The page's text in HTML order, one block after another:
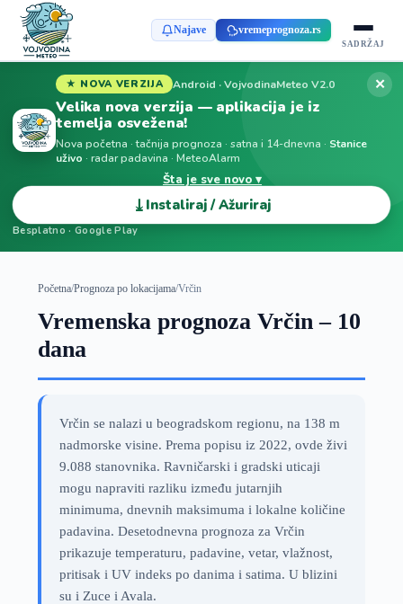
Najave vremeprognoza.rs
SADRŽAJ
★ NOVA VERZIJA Android · VojvodinaMeteo V2.0
Velika nova verzija — aplikacija je iz
temelja osvežena!
Nova početna · tačnija prognoza · satna i 14-dnevna · Stanice
uživo · radar padavina · MeteoAlarm
Šta je sve novo ▾
⤓ Instaliraj / Ažuriraj
Besplatno · Google Play
✕
Početna/Prognoza po lokacijama/Vrčin
Vremenska prognoza Vrčin – 10
dana
Vrčin se nalazi u beogradskom regionu, na 138 m
nadmorske visine. Prema popisu iz 2022, ovde živi
9.088 stanovnika. Ravničarski i gradski uticaji
mogu napraviti razliku između jutarnjih
minimuma, dnevnih maksimuma i lokalne količine
padavina. Desetodnevna prognoza za Vrčin
prikazuje temperaturu, padavine, vetar, vlažnost,
pritisak i UV indeks po danima i satima. U blizini
su i Zuce i Avala.